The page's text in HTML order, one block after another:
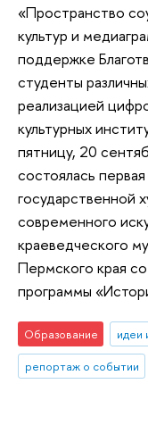
«Пространство
культур и
поддержке
студенты
реализацией
культурных
пятницу, 20
состоялась
государственной
современного
краеведческого
Пермского края
программы
Образование идеи
репортаж о событии